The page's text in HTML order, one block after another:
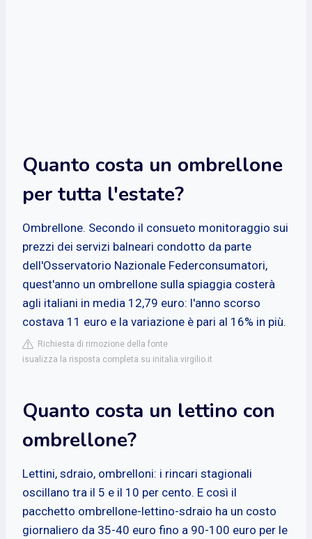
Quanto costa un ombrellone
per tutta l'estate?
Ombrellone. Secondo il consueto monitoraggio sui
prezzi dei servizi balneari condotto da parte
dell'Osservatorio Nazionale Federconsumatori,
quest'anno un ombrellone sulla spiaggia costerà
agli italiani in media 12,79 euro: l'anno scorso
costava 11 euro e la variazione è pari al 16% in più.
Richiesta di rimozione della fonte
isualizza la risposta completa su initalia.virgilio.it
Quanto costa un lettino con
ombrellone?
Lettini, sdraio, ombrelloni: i rincari stagionali
oscillano tra il 5 e il 10 per cento. E così il
pacchetto ombrellone-lettino-sdraio ha un costo
giornaliero da 35-40 euro fino a 90-100 euro per le